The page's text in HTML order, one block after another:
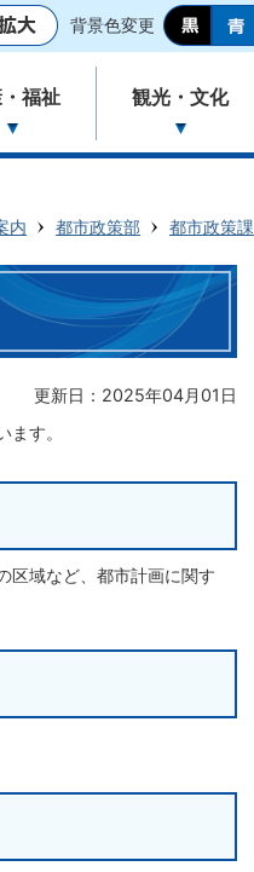
背景色変更
福祉 観光・文化
内 都市政策部 都市政策課
更新日：2025年04月01日
す。
区域など、都市計画に関す